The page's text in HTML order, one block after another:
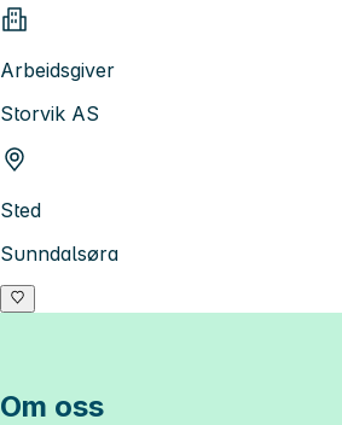
Arbeidsgiver
Storvik AS
Sted
Sunndalsøra
Om oss